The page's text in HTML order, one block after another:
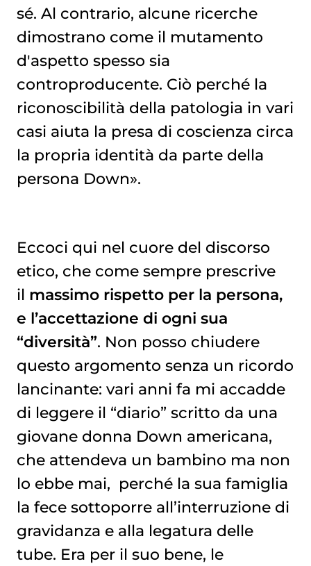
sé. Al contrario, alcune ricerche
dimostrano come il mutamento
d'aspetto spesso sia
controproducente. Ciò perché la
riconoscibilità della patologia in vari
casi aiuta la presa di coscienza circa
la propria identità da parte della
persona Down».
Eccoci qui nel cuore del discorso
etico, che come sempre prescrive
il massimo rispetto per la persona,
e l’accettazione di ogni sua
“diversità”. Non posso chiudere
questo argomento senza un ricordo
lancinante: vari anni fa mi accadde
di leggere il “diario” scritto da una
giovane donna Down americana,
che attendeva un bambino ma non
lo ebbe mai, perché la sua famiglia
la fece sottoporre all’interruzione di
gravidanza e alla legatura delle
tube. Era per il suo bene, le